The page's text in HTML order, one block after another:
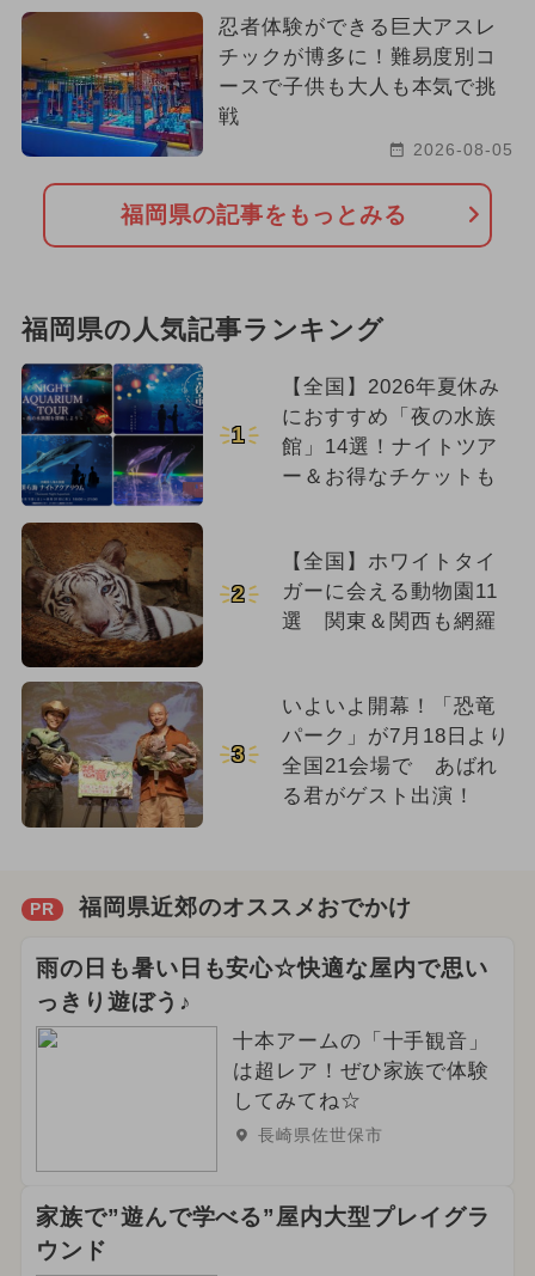
忍者体験ができる巨大アスレ
チックが博多に！難易度別コ
ースで子供も大人も本気で挑
戦
2026-08-05
福岡県の記事をもっとみる
福岡県の人気記事ランキング
1
【全国】2026年夏休み
におすすめ「夜の水族
館」14選！ナイトツア
ー＆お得なチケットも
2
【全国】ホワイトタイ
ガーに会える動物園11
選 関東＆関西も網羅
3
いよいよ開幕！「恐竜
パーク」が7月18日より
全国21会場で あばれ
る君がゲスト出演！
PR 福岡県近郊のオススメおでかけ
雨の日も暑い日も安心☆快適な屋内で思い
っきり遊ぼう♪
十本アームの「十手観音」
は超レア！ぜひ家族で体験
してみてね☆
長崎県佐世保市
家族で”遊んで学べる”屋内大型プレイグラ
ウンド